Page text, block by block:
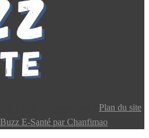
Plan du site
Buzz E-Santé par Chanfimao